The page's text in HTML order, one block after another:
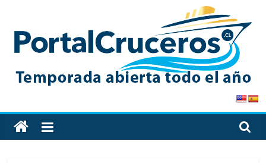
content
PortalCruceros
Toda
la